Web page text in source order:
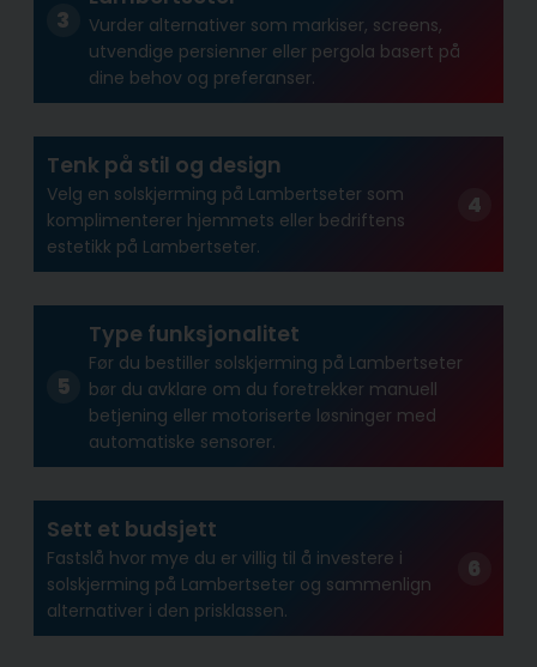
Vurder alternativer som markiser, screens,
utvendige persienner eller pergola basert på
dine behov og preferanser.
Tenk på stil og design
Velg en solskjerming på Lambertseter som
komplimenterer hjemmets eller bedriftens
estetikk på Lambertseter.
Type funksjonalitet
Før du bestiller solskjerming på Lambertseter
bør du avklare om du foretrekker manuell
betjening eller motoriserte løsninger med
automatiske sensorer.
Sett et budsjett
Fastslå hvor mye du er villig til å investere i
solskjerming på Lambertseter og sammenlign
alternativer i den prisklassen.